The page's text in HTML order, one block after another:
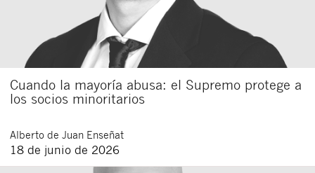
Cuando la mayoría abusa: el Supremo protege a
los socios minoritarios
Alberto de Juan Enseñat
18 de junio de 2026